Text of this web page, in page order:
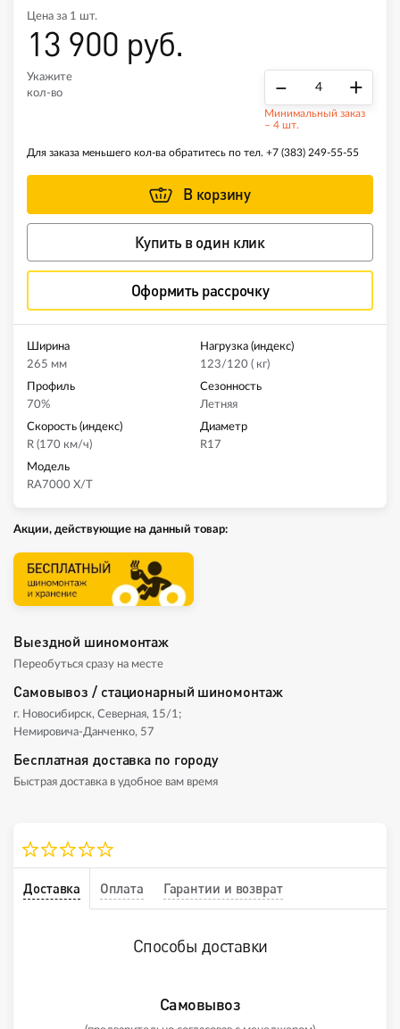
Цена за 1 шт.
13 900 руб.
Укажите
кол-во
– +
Минимальный заказ
– 4 шт.
Для заказа меньшего кол-ва обратитесь по тел. +7 (383) 249-55-55
В корзину
Купить в один клик
Оформить рассрочку
Ширина
265 мм
Нагрузка (индекс)
123/120 ( кг)
Профиль
70%
Сезонность
Летняя
Скорость (индекс)
R (170 км/ч)
Диаметр
R17
Модель
RA7000 X/T
Акции, действующие на данный товар:
Выездной шиномонтаж
Переобуться сразу на месте
Самовывоз / стационарный шиномонтаж
г. Новосибирск, Северная, 15/1;
Немировича-Данченко, 57
Бесплатная доставка по городу
Быстрая доставка в удобное вам время
Доставка Оплата Гарантии и возврат
Способы доставки
Самовывоз